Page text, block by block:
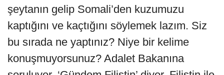
şeytanın gelip Somali’den kuzumuzu
kaptığını ve kaçtığını söylemek lazım. Siz
bu sırada ne yaptınız? Niye bir kelime
konuşmuyorsunuz? Adalet Bakanına